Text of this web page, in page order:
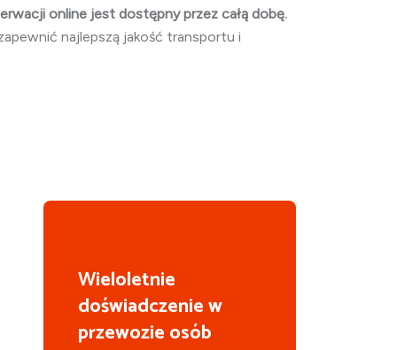
online jest dostępny przez całą dobę.
najlepszą jakość transportu i
Wieloletnie
doświadczenie w
przewozie osób